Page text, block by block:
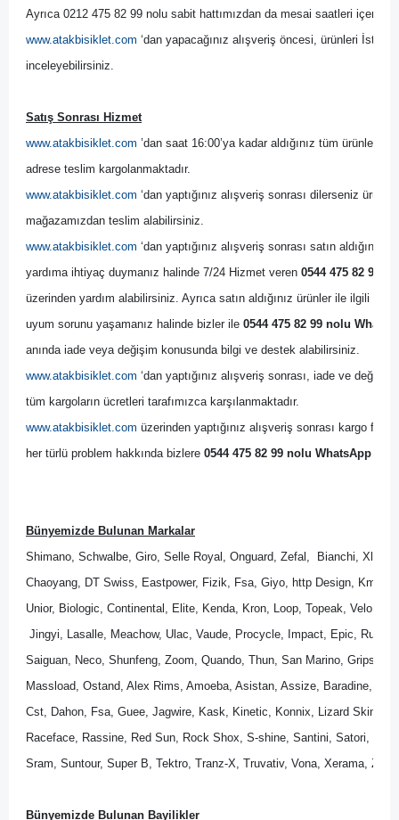
Ayrıca 0212 475 82 99 nolu sabit hattımızdan da mesai saatleri
www.atakbisiklet.com ‘dan yapacağınız alışveriş öncesi, ürünleri
inceleyebilirsiniz.
Satış Sonrası Hizmet
www.atakbisiklet.com ’dan saat 16:00’ya kadar aldığınız tüm ürünler,
adrese teslim kargolanmaktadır.
www.atakbisiklet.com ‘dan yaptığınız alışveriş sonrası dilerseniz
mağazamızdan teslim alabilirsiniz.
www.atakbisiklet.com ‘dan yaptığınız alışveriş sonrası satın
yardıma ihtiyaç duymanız halinde 7/24 Hizmet veren 0544 475 82 99
üzerinden yardım alabilirsiniz. Ayrıca satın aldığınız ürünler ile ilgili bir
uyum sorunu yaşamanız halinde bizler ile 0544 475 82 99 nolu
anında iade veya değişim konusunda bilgi ve destek alabilirsiniz.
www.atakbisiklet.com ‘dan yaptığınız alışveriş sonrası, iade ve
tüm kargoların ücretleri tarafımızca karşılanmaktadır.
www.atakbisiklet.com üzerinden yaptığınız alışveriş sonrası kargo
her türlü problem hakkında bizlere 0544 475 82 99 nolu WhatsApp
Bünyemizde Bulunan Markalar
Shimano, Schwalbe, Giro, Selle Royal, Onguard, Zefal,  Bianchi, Xlc,
Chaoyang, DT Swiss, Eastpower, Fizik, Fsa, Giyo, http Design, Kmc,
Unior, Biologic, Continental, Elite, Kenda, Kron, Loop, Topeak, Velo,
Jingyi, Lasalle, Meachow, Ulac, Vaude, Procycle, Impact, Epic,
Saiguan, Neco, Shunfeng, Zoom, Quando, Thun, San Marino,
Massload, Ostand, Alex Rims, Amoeba, Asistan, Assize, Baradine,
Cst, Dahon, Fsa, Guee, Jagwire, Kask, Kinetic, Konnix, Lizard Skins,
Raceface, Rassine, Red Sun, Rock Shox, S-shine, Santini, Satori,
Sram, Suntour, Super B, Tektro, Tranz-X, Truvativ, Vona, Xerama,
Bünyemizde Bulunan Bayilikler